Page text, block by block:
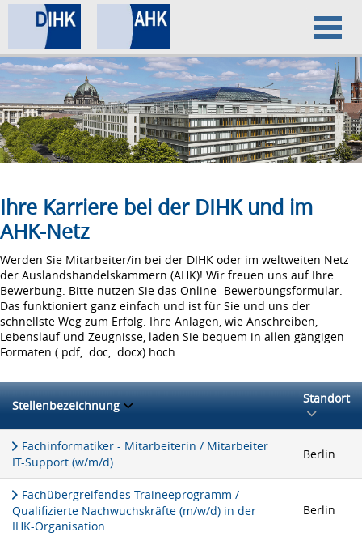
Home
Datenschutz
Impressum
Ihre Karriere bei der DIHK und im
AHK-Netz
Werden Sie Mitarbeiter/in bei der DIHK oder im weltweiten Netz
der Auslandshandelskammern (AHK)! Wir freuen uns auf Ihre
Bewerbung. Bitte nutzen Sie das Online- Bewerbungsformular.
Das funktioniert ganz einfach und ist für Sie und uns der
schnellste Weg zum Erfolg. Ihre Anlagen, wie Anschreiben,
Lebenslauf und Zeugnisse, laden Sie bequem in allen gängigen
Formaten (.pdf, .doc, .docx) hoch.
Stellenbezeichnung Standort
Fachinformatiker - Mitarbeiterin / Mitarbeiter
IT-Support (w/m/d)
Berlin
Fachübergreifendes Traineeprogramm /
Qualifizierte Nachwuchskräfte (m/w/d) in der
IHK-Organisation
Berlin